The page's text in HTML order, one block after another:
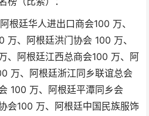
根廷华人进出口商会100 万、
万、阿根廷洪门协会 100 万、
、阿根廷江西总商会100 万、阿
万、阿根廷浙江同乡联谊总会
100 万、阿根廷平潭同乡会
会100 万、阿根廷中国民族服饰